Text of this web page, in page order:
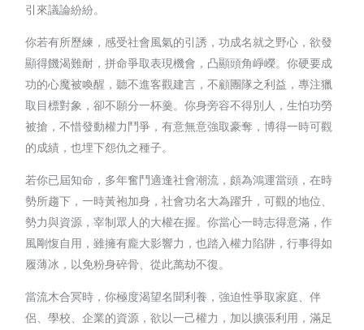
引來議論紛紛。
你若有所歷練，感受社會風氣的引誘，功成名就之野心，欲發
顯得饑渴難耐，拼命爭取表現機會，凸顯頭角崢嶸。你硬要成
功的心魔被喚醒，聽不進客觀建言，不顧團隊之利益，專注獵
取目標對象，卻不願分一杯羹。你身旁容不得別人，生怕功勞
被搶，不惜發動權力鬥爭，有意無意強取豪奪，博得一時可觀
的成績，也埋下怨仇之種子。
若你已屆知命，多年奮鬥適逢社會潮流，頗為鴻運當頭，在時
勢所趨下，一時黃袍加身，社會功名大為躍升，可觀的地位、
勢力與資源，宰制眾人的大權在握。你當心一時志得意滿，作
風剛愎自用，雖擁有龐大影響力，也踏入權力陷阱，行事得如
履薄冰，以免粉身碎骨、從此萬劫不復。
當流木合冥時，你極度渴望名聞利養，強迫性爭取家庭、伴
侶、學校、企業的資源，欲以一己權力，加以擴張利用，滿足